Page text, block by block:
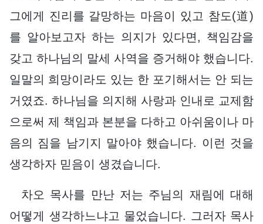
그에게 진리를 갈망하는 마음이 있고 참도(道)
를 알아보고자 하는 의지가 있다면, 책임감을
갖고 하나님의 말세 사역을 증거해야 했습니다.
일말의 희망이라도 있는 한 포기해서는 안 되는
거였죠. 하나님을 의지해 사랑과 인내로 교제함
으로써 제 책임과 본분을 다하고 아쉬움이나 마
음의 짐을 남기지 말아야 했습니다. 이런 것을
생각하자 믿음이 생겼습니다.
차오 목사를 만난 저는 주님의 재림에 대해
어떻게 생각하느냐고 물었습니다. 그러자 목사